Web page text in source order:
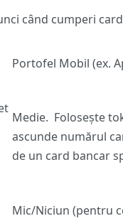
când cumperi
Portofel Mobil (ex.
Medie. Folosește
ascunde numărul
de un card bancar
Mic/Niciun (pentru